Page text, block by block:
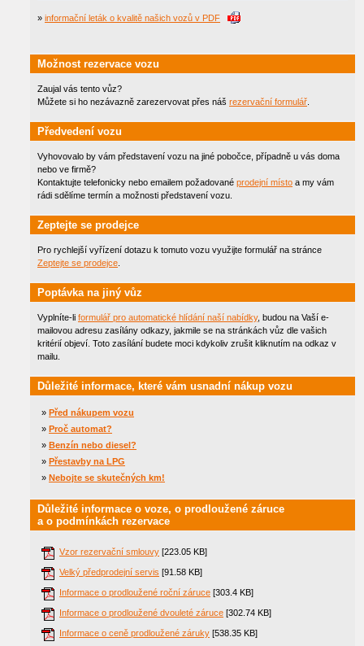
» informační leták o kvalitě našich vozů v PDF
Možnost rezervace vozu
Zaujal vás tento vůz?
Můžete si ho nezávazně zarezervovat přes náš rezervační formulář
Předvedení vozu
Vyhovovalo by vám představení vozu na jiné pobočce, případně u vás doma
nebo ve firmě?
Kontaktujte telefonicky nebo emailem požadované prodejní místo a my vám
rádi sdělíme termín a možnosti představení vozu.
Zeptejte se prodejce
Pro rychlejší vyřízení dotazu k tomuto vozu využijte formulář na stránce
Zeptejte se prodejce
Poptávka na jiný vůz
Vyplníte-li formulář pro automatické hlídání naší nabídky, budou na Vaší e-
mailovou adresu zasílány odkazy, jakmile se na stránkách vůz dle vašich
kritérií objeví. Toto zasílání budete moci kdykoliv zrušit kliknutím na odkaz v
mailu.
Důležité informace, které vám usnadní nákup vozu
» Před nákupem vozu
» Proč automat?
» Benzín nebo diesel?
» Přestavby na LPG
» Nebojte se skutečných km!
Důležité informace o voze, o prodloužené záruce
a o podmínkách rezervace
Vzor rezervační smlouvy [223.05 KB]
Velký předprodejní servis [91.58 KB]
Informace o prodloužené roční záruce [303.4 KB]
Informace o prodloužené dvouleté záruce [302.74 KB]
Informace o ceně prodloužené záruky [538.35 KB]